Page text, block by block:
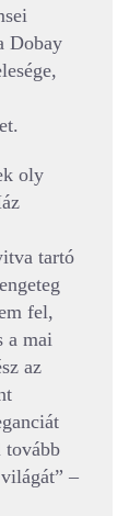
Dobay
oly
tartó
fel,
a mai
az
tovább
–